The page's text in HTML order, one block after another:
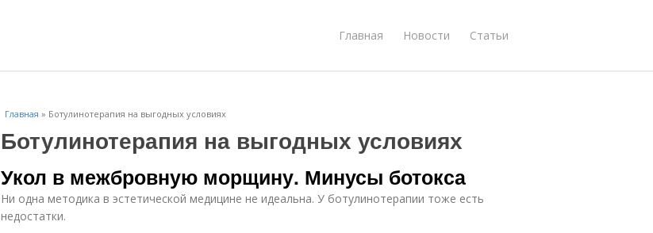
Главная Новости Статьи
Главная » Ботулинотерапия на выгодных условиях
Ботулинотерапия на выгодных условиях
Укол в межбровную морщину. Минусы ботокса
Ни одна методика в эстетической медицине не идеальна. У ботулинотерапии тоже есть
недостатки.